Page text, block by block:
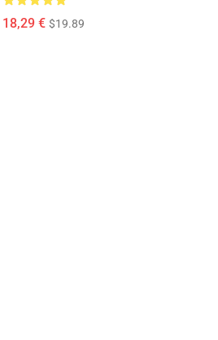
18,29 € $19.89